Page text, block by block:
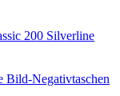
200 Silverline
Bild-Negativtaschen